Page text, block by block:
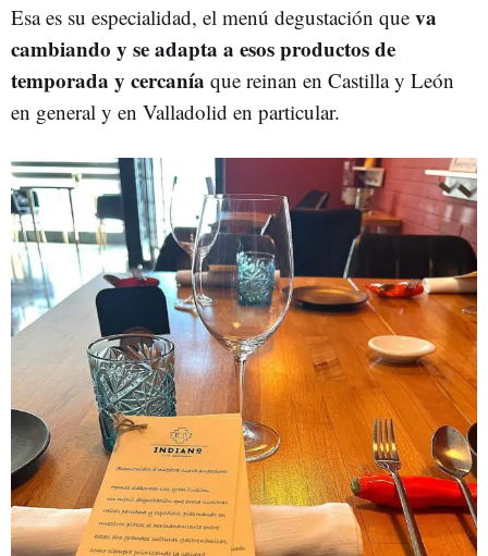
Esa es su especialidad, el menú degustación que va
cambiando y se adapta a esos productos de
temporada y cercanía que reinan en Castilla y León
en general y en Valladolid en particular.